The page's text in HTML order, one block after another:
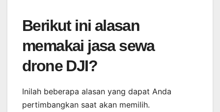
Berikut ini alasan
memakai jasa sewa
drone DJI?
Inilah beberapa alasan yang dapat Anda
pertimbangkan saat akan memilih.